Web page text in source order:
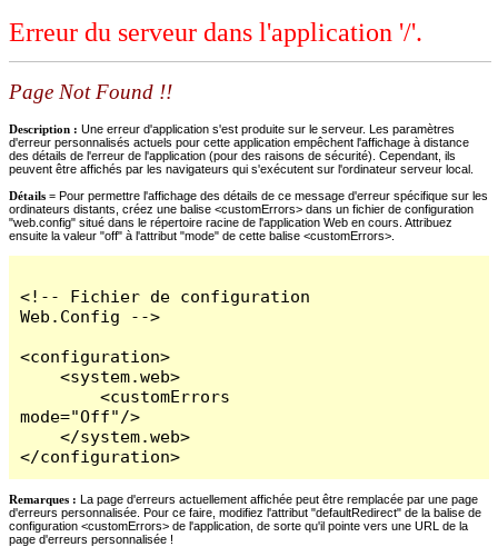
Erreur du serveur dans l'application '/'.
Page Not Found !!
Description : Une erreur d'application s'est produite sur le serveur. Les paramètres
d'erreur personnalisés actuels pour cette application empêchent l'affichage à distance
des détails de l'erreur de l'application (pour des raisons de sécurité). Cependant, ils
peuvent être affichés par les navigateurs qui s'exécutent sur l'ordinateur serveur local.
Détails = Pour permettre l'affichage des détails de ce message d'erreur spécifique sur les
ordinateurs distants, créez une balise <customErrors> dans un fichier de configuration
"web.config" situé dans le répertoire racine de l'application Web en cours. Attribuez
ensuite la valeur "off" à l'attribut "mode" de cette balise <customErrors>.
<!-- Fichier de configuration
Web.Config -->
<configuration>
    <system.web>
        <customErrors
mode="Off"/>
    </system.web>
</configuration>
Remarques : La page d'erreurs actuellement affichée peut être remplacée par une page
d'erreurs personnalisée. Pour ce faire, modifiez l'attribut "defaultRedirect" de la balise de
configuration <customErrors> de l'application, de sorte qu'il pointe vers une URL de la
page d'erreurs personnalisée !